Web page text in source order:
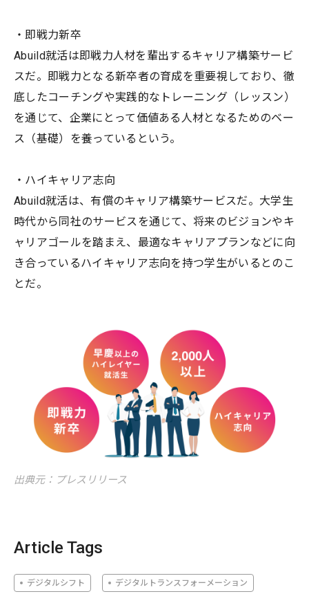
・即戦力新卒
Abuild就活は即戦力人材を輩出するキャリア構築サービ
スだ。即戦力となる新卒者の育成を重要視しており、徹
底したコーチングや実践的なトレーニング（レッスン）
を通じて、企業にとって価値ある人材となるためのベー
ス（基礎）を養っているという。
・ハイキャリア志向
Abuild就活は、有償のキャリア構築サービスだ。大学生
時代から同社のサービスを通じて、将来のビジョンやキ
ャリアゴールを踏まえ、最適なキャリアプランなどに向
き合っているハイキャリア志向を持つ学生がいるとのこ
とだ。
出典元：プレスリリース
Article Tags
デジタルシフト デジタルトランスフォーメーション